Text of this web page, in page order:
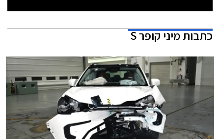
כתבותמיני קופר S